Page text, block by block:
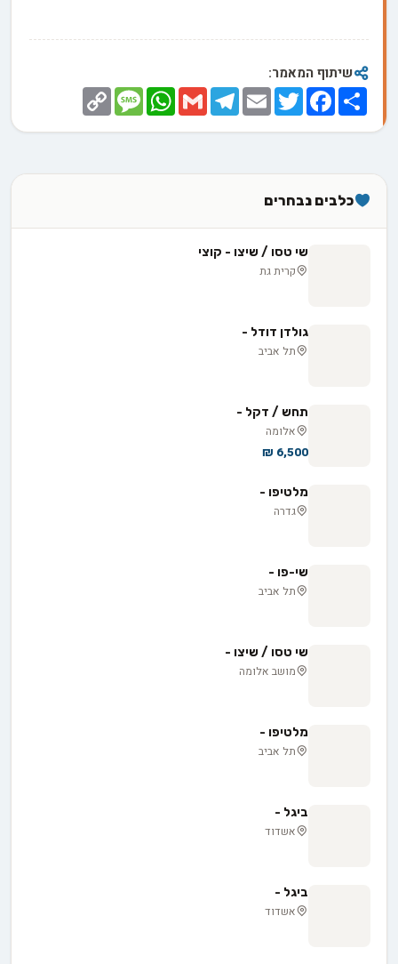
שיתוף המאמר:
Share
Facebook
Twitter
Email
Telegram
Gmail
WhatsApp
Message
Copy
Link
כלבים נבחרים
שי טסו / שיצו - קוצי
קרית גת
גולדן דודל -
תל אביב
תחש / דקל -
אלומה
6,500 ₪
מלטיפו -
גדרה
שי-פו -
תל אביב
שי טסו / שיצו -
מושב אלומה
מלטיפו -
תל אביב
ביגל -
אשדוד
ביגל -
אשדוד